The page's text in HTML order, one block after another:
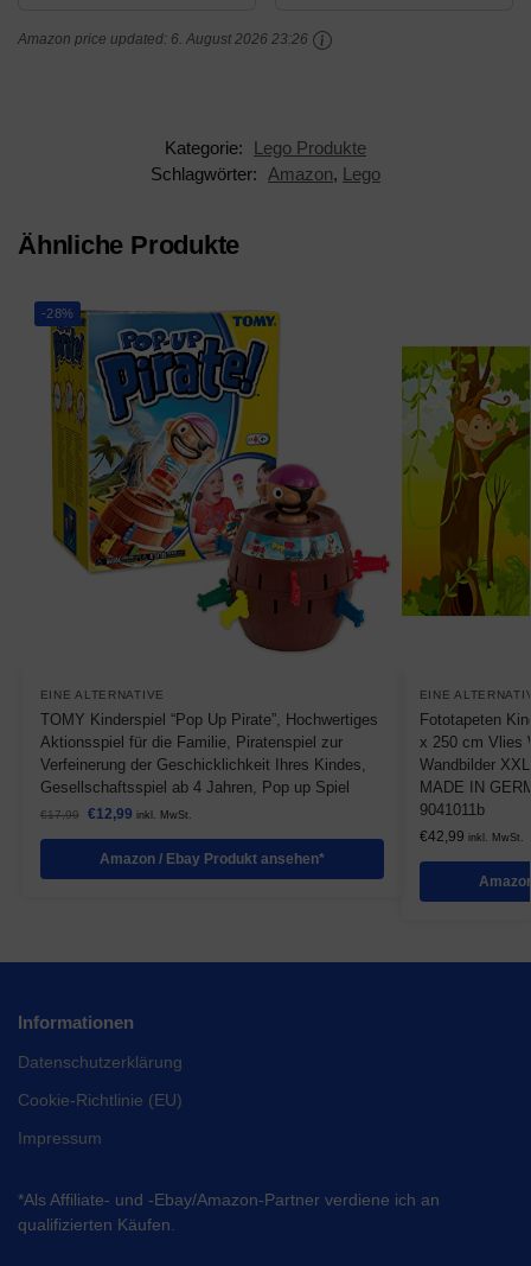
Amazon price updated: 6. August 2026 23:26
Kategorie:
Lego Produkte
Schlagwörter:
Amazon, Lego
Ähnliche Produkte
-28%
EINE ALTERNATIVE
TOMY Kinderspiel “Pop Up Pirate”, Hochwertiges
Aktionsspiel für die Familie, Piratenspiel zur
Verfeinerung der Geschicklichkeit Ihres Kindes,
Gesellschaftsspiel ab 4 Jahren, Pop up Spiel
€17,99 €12,99 inkl. MwSt.
Amazon / Ebay Produkt ansehen*
EINE
Fototapeten
x 250 cm Vlies
Wandbilder
MADE IN
9041011b
€42,99 inkl. MwSt.
Informationen
Datenschutzerklärung
Cookie-Richtlinie (EU)
Impressum
*Als Affiliate- und -Ebay/Amazon-Partner verdiene ich an
qualifizierten Käufen.